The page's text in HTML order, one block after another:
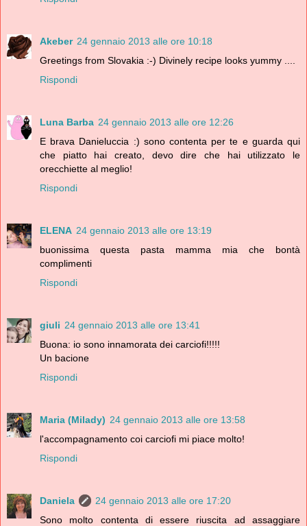
Akeber 24 gennaio 2013 alle ore 10:18
Greetings from Slovakia :-) Divinely recipe looks yummy ....
Rispondi
Luna Barba 24 gennaio 2013 alle ore 12:26
E brava Danieluccia :) sono contenta per te e guarda qui
che piatto hai creato, devo dire che hai utilizzato le
orecchiette al meglio!
Rispondi
ELENA 24 gennaio 2013 alle ore 13:19
buonissima questa pasta mamma mia che bontà
complimenti
Rispondi
giuli 24 gennaio 2013 alle ore 13:41
Buona: io sono innamorata dei carciofi!!!!!
Un bacione
Rispondi
Maria (Milady) 24 gennaio 2013 alle ore 13:58
l'accompagnamento coi carciofi mi piace molto!
Rispondi
Daniela
24 gennaio 2013 alle ore 17:20
Sono molto contenta di essere riuscita ad assaggiare